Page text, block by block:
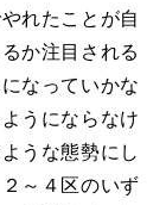
れたことが自
か注目される
なっていかな
うにならなけ
うな態勢にし
～４区のいず